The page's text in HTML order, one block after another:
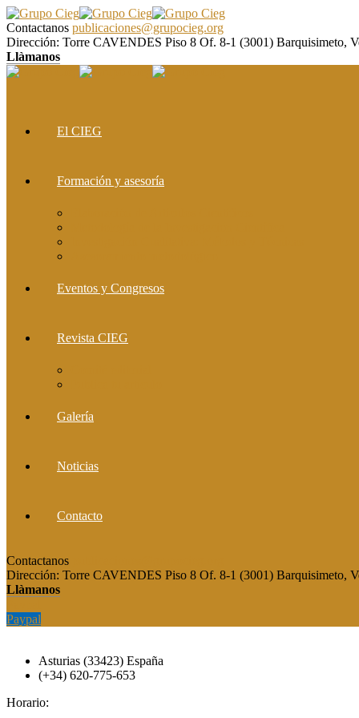
Contactanos publicaciones@grupocieg.org
Dirección: Torre CAVENDES Piso 8 Of. 8-1 (3001) Barquisimeto,
Llàmanos
El CIEG
Formación y asesoría
Eventos y Congresos
Revista CIEG
Galería
Noticias
Contacto
Contactanos
Dirección: Torre CAVENDES Piso 8 Of. 8-1 (3001) Barquisimeto,
Llàmanos
Paypal
Asturias (33423) España
(+34) 620-775-653
Horario: